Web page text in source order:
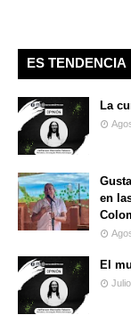
ES TENDENCIA
La
en
El